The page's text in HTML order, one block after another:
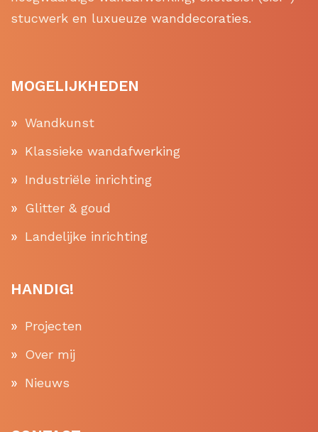
stucwerk en luxueuze wanddecoraties.
MOGELIJKHEDEN
Wandkunst
Klassieke wandafwerking
Industriële inrichting
Glitter & goud
Landelijke inrichting
HANDIG!
Projecten
Over mij
Nieuws